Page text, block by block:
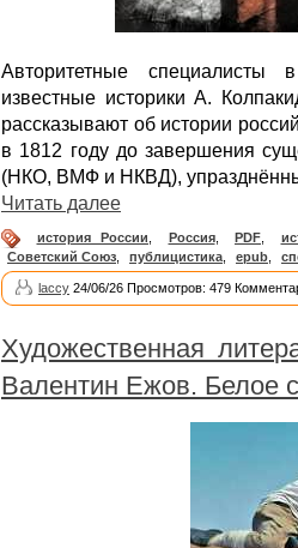
Авторитетные специалисты
известные историки А.
рассказывают об истории
в 1812 году до завершения
(НКО, ВМФ и НКВД),
Читать далее
история России Россия, PDF
Советский Союз
публицистика epub
laccy 24/06/26 Просмотров: 479
Художественная
Валентин Ежов. Белое